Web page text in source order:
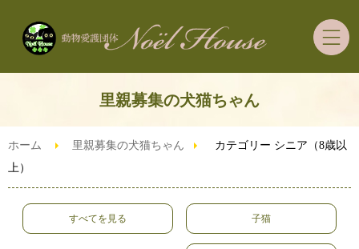
ホーム
里親募集の犬猫ちゃん
里親希望者さまへ
里親募集の犬猫ちゃん
ホーム 里親募集の犬猫ちゃん
カテゴリー シニア（8歳以
上）
すべてを見る 子猫